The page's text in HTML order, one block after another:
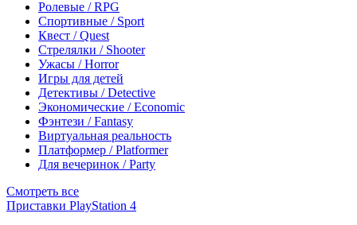
Ролевые / RPG
Спортивные / Sport
Квест / Quest
Стрелялки / Shooter
Ужасы / Horror
Игры для детей
Детективы / Detective
Экономические / Economic
Фэнтези / Fantasy
Виртуальная реальность
Платформер / Platformer
Для вечеринок / Party
Смотреть все
Приставки PlayStation 4